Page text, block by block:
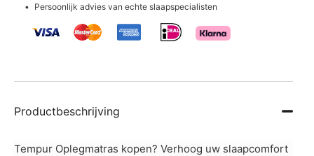
Persoonlijk advies van echte slaapspecialisten
Productbeschrijving
Tempur Oplegmatras kopen? Verhoog uw slaapcomfort